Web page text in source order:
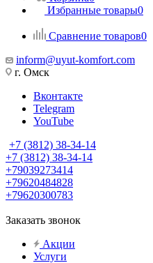
Избранные товары0
Сравнение товаров0
inform@uyut-komfort.com
г. Омск
Вконтакте
Telegram
YouTube
+7 (3812) 38-34-14
+7 (3812) 38-34-14
+79039273414
+79620484828
+79620300783
Заказать звонок
Акции
Услуги